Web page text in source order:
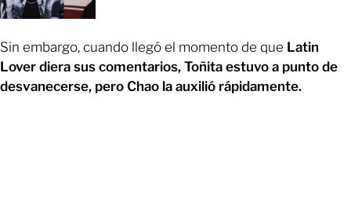
Sin embargo, cuando llegó el momento de que Latin
Lover diera sus comentarios, Toñita estuvo a punto de
desvanecerse, pero Chao la auxilió rápidamente.